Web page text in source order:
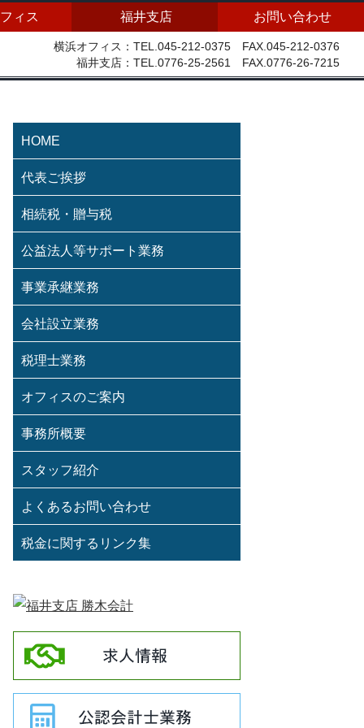
ィス 福井支店 お問い合わせ
横浜オフィス：TEL.045-212-0375 FAX.045-212-0376
福井支店：TEL.0776-25-2561 FAX.0776-26-7215
HOME
代表ご挨拶
相続税・贈与税
公益法人等サポート業務
事業承継業務
会社設立業務
税理士業務
オフィスのご案内
事務所概要
スタッフ紹介
よくあるお問い合わせ
税金に関するリンク集